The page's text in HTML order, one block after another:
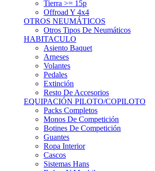
Tierra >= 15p
Offroad Y 4x4
OTROS NEUMÁTICOS
Otros Tipos De Neumáticos
HABITACULO
Asiento Baquet
Arneses
Volantes
Pedales
Extinción
Resto De Accesorios
EQUIPACIÓN PILOTO/COPILOTO
Packs Completos
Monos De Competición
Botines De Competición
Guantes
Ropa Interior
Cascos
Sistemas Hans